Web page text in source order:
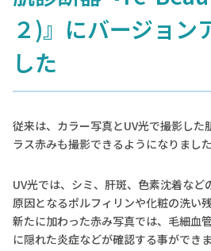
２)』にバージョン
した
従来は、カラー写真とUV光で撮影した
ラス赤みも撮影できるようになりました
UV光では、シミ、肝斑、色素沈着など
原因となるポルフィリンや化粧の洗い
新たに加わった赤み写真では、毛細血
に隠れた炎症などが確認する事ができま